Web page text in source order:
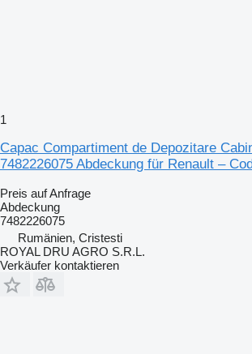
1
Capac Compartiment de Depozitare
7482226075 Abdeckung für Renault –
Preis auf Anfrage
Abdeckung
7482226075
Rumänien, Cristesti
ROYAL DRU AGRO S.R.L.
Verkäufer kontaktieren